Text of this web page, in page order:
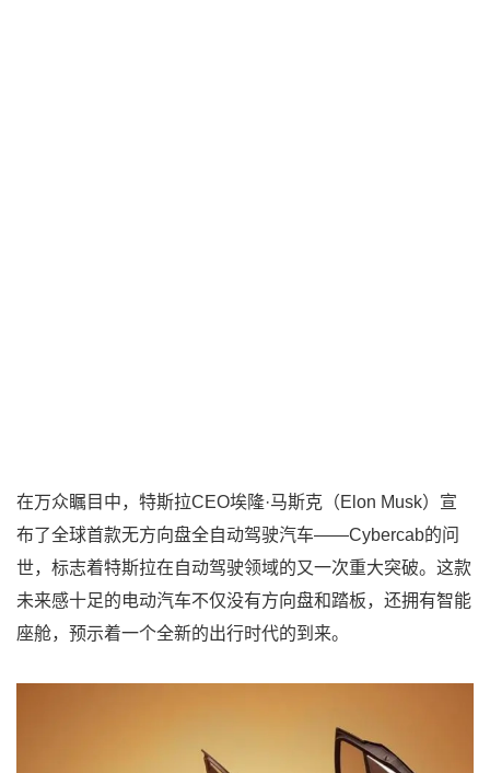
在万众瞩目中，特斯拉CEO埃隆·马斯克（Elon Musk）宣
布了全球首款无方向盘全自动驾驶汽车——Cybercab的问
世，标志着特斯拉在自动驾驶领域的又一次重大突破。这款
未来感十足的电动汽车不仅没有方向盘和踏板，还拥有智能
座舱，预示着一个全新的出行时代的到来。